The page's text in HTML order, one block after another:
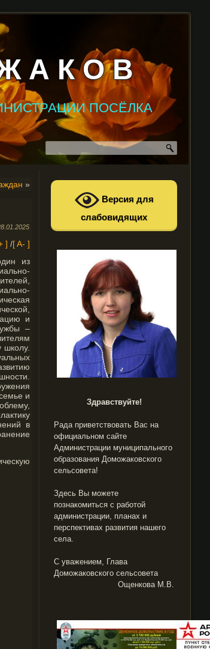
А К О В
ПОСЁЛКА
»
] /[ A- ]
из
и
–
школу.
и
в
Версия для
слабовидящих
Здравствуйте!
Рада приветствовать Вас на
официальном сайте
Администрации муниципального
образования Доможаковского
сельсовета!
Здесь Вы можете
познакомиться с работой
администрации, планах и
перспективах развития нашего
села.
С уважением, Глава
Доможаковского сельсовета
Ощенкова М.В.